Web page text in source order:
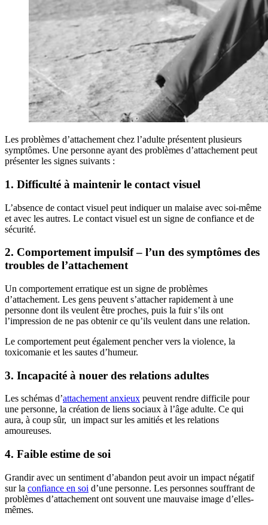
Les problèmes d’attachement chez l’adulte présentent plusieurs
symptômes. Une personne ayant des problèmes d’attachement peut
présenter les signes suivants :
1. Difficulté à maintenir le contact visuel
L’absence de contact visuel peut indiquer un malaise avec soi-même
et avec les autres. Le contact visuel est un signe de confiance et de
sécurité.
2. Comportement impulsif – l’un des symptômes des
troubles de l’attachement
Un comportement erratique est un signe de problèmes
d’attachement. Les gens peuvent s’attacher rapidement à une
personne dont ils veulent être proches, puis la fuir s’ils ont
l’impression de ne pas obtenir ce qu’ils veulent dans une relation.
Le comportement peut également pencher vers la violence, la
toxicomanie et les sautes d’humeur.
3. Incapacité à nouer des relations adultes
Les schémas d’attachement anxieux peuvent rendre difficile pour
une personne, la création de liens sociaux à l’âge adulte. Ce qui
aura, à coup sûr, un impact sur les amitiés et les relations
amoureuses.
4. Faible estime de soi
Grandir avec un sentiment d’abandon peut avoir un impact négatif
sur la confiance en soi d’une personne. Les personnes souffrant de
problèmes d’attachement ont souvent une mauvaise image d’elles-
mêmes.